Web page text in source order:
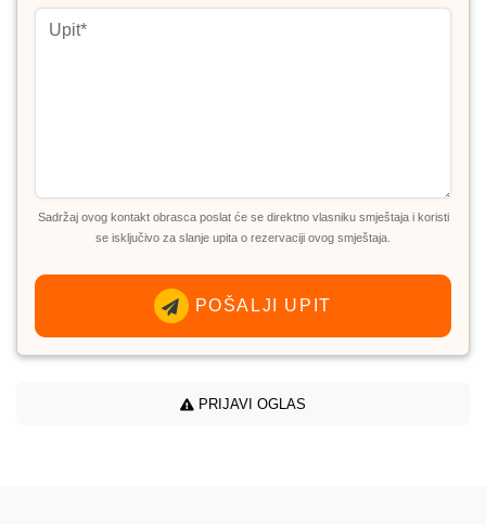
Sadržaj ovog kontakt obrasca poslat će se direktno vlasniku smještaja i koristi
se isključivo za slanje upita o rezervaciji ovog smještaja.
POŠALJI UPIT
PRIJAVI OGLAS